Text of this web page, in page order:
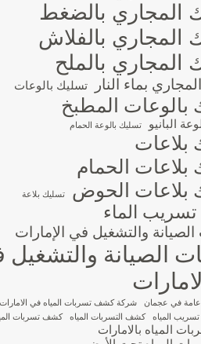
المجاري بالضغط
المجاري بالفلاش
المجاري بالملح
بماء النار تسليك بالوعات
بالوعات المطبخ
البانيو تسليك بالوعة الحمام
بلاعات
بلاعات الحمام
بلاعات الحوض
تسليك بلاعة
تسريب الماء
والتشغيل في الإمارات
الصيانة والتشغيل
في عجمان
شركة كشف تسربات المياه في الامارات
المياه
كشف التسربات المياه كشف تسربات
المياه بالامارات